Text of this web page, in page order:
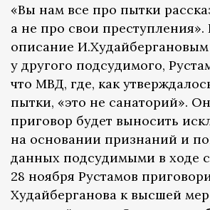
«Вы нам все про пытки
а не про свои
описание
у другого подсудимого,
что МВД, где, как
пытки, «это не санаторий».
приговор будет выносить
на основании признаний и
данных подсудимыми в ходе
28 ноября Рустамов
Худайберганова к высшей